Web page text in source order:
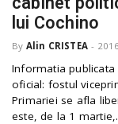
lui Cochino
By Alin CRISTEA -
Informatia
oficial: fostul
Primariei se afla
este, de la 1